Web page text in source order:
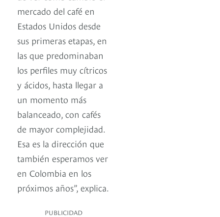
mercado del café en
Estados Unidos desde
sus primeras etapas, en
las que predominaban
los perfiles muy cítricos
y ácidos, hasta llegar a
un momento más
balanceado, con cafés
de mayor complejidad.
Esa es la dirección que
también esperamos ver
en Colombia en los
próximos años”, explica.
PUBLICIDAD